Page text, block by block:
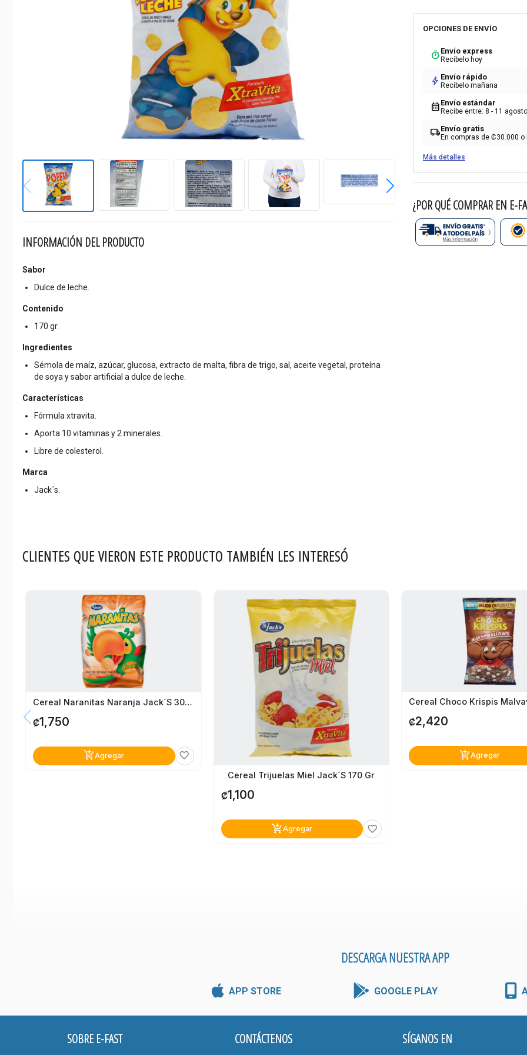
INFORMACIÓN DEL PRODUCTO
Sabor
Dulce de leche.
Contenido
170 gr.
Ingredientes
Sémola de maíz, azúcar, glucosa, extracto de malta, fibra de trigo, sal, aceite vegetal, proteína
de soya y sabor artificial a dulce de leche.
Características
Fórmula xtravita.
Aporta 10 vitaminas y 2 minerales.
Libre de colesterol.
Marca
Jack´s.
OPCIONES DE ENVÍO
timer Envío express
Recíbelo hoy
bolt Envío rápido
Recíbelo mañana
calendar_month Envío estándar
Recibe entre: 8 - 11 agosto
local_shippingEnvío gratis
En compras de ₡30.000 o
Más detalles
¿POR QUÉ COMPRAR EN E-
CLIENTES QUE VIERON ESTE PRODUCTO TAMBIÉN LES INTERESÓ
Cereal Naranitas Naranja Jack´s 300 Gr
₡1,750
add_shopping_cartAgregar favorite_border
Cereal Trijuelas Miel Jack´s 170 Gr
₡1,100
add_shopping_cartAgregar favorite_border
₡2,420
add_shopping_cartAgregar
DESCARGA NUESTRA APP
APP STORE GOOGLE PLAY
SOBRE E-FAST CONTÁCTENOS SÍGANOS EN